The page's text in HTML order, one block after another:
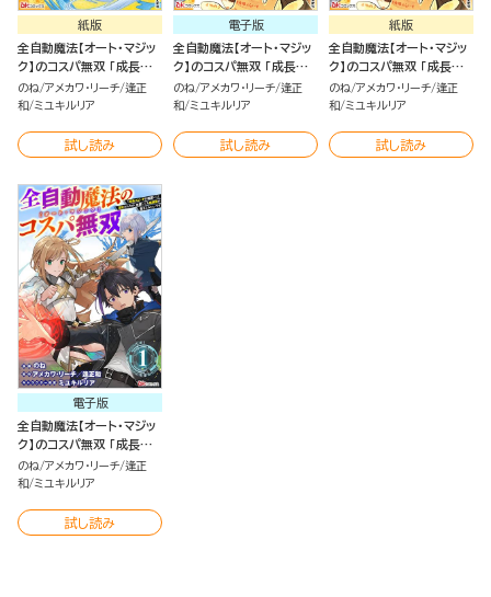
紙版
全自動魔法【オート・マジッ
ク】のコスパ無双 「成長ス
ピードが超遅い」と追放さ
れたが、放置しても経験値
のね アメカワ・リーチ 逢正
和 ミユキルリア
試し読み
電子版
全自動魔法【オート・マジッ
ク】のコスパ無双 「成長ス
ピードが超遅い」と追放さ
れたが、放置しても経験値
のね アメカワ・リーチ 逢正
和 ミユキルリア
試し読み
紙版
全自動魔法【オート・マジッ
ク】のコスパ無双 「成長ス
ピードが超遅い」と追放さ
れたが、放置しても経験値
のね アメカワ・リーチ 逢正
和 ミユキルリア
試し読み
電子版
全自動魔法【オート・マジッ
ク】のコスパ無双 「成長ス
ピードが超遅い」と追放さ
れたが、放置しても経験値
ク版（分冊版）
のね アメカワ・リーチ 逢正
和 ミユキルリア
試し読み